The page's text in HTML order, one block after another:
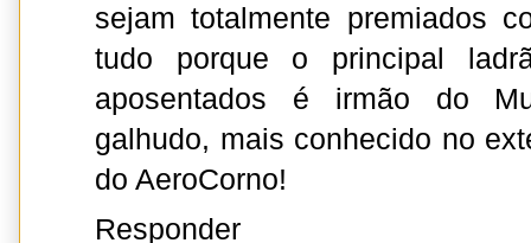
sejam totalmente premiados
tudo porque o principal
aposentados é irmão do
galhudo, mais conhecido no
do AeroCorno!
Responder